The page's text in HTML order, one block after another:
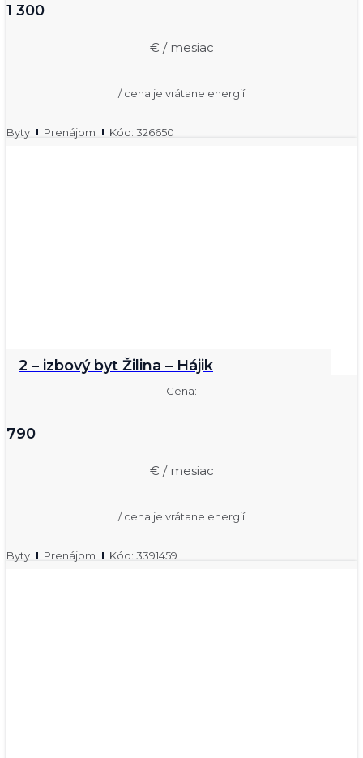
1 300
€ / mesiac
/ cena je vrátane energií
Byty Prenájom Kód: 326650
2 – izbový byt Žilina – Hájik
Cena:
790
€ / mesiac
/ cena je vrátane energií
Byty Prenájom Kód: 3391459